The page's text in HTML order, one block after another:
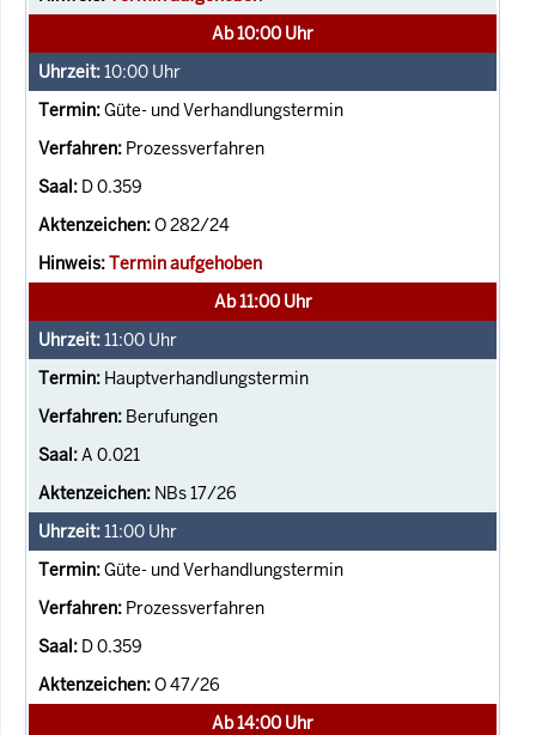
Ab 10:00 Uhr
10:00 Uhr
Güte- und Verhandlungstermin
Prozessverfahren
D 0.359
O 282/24
Termin aufgehoben
Ab 11:00 Uhr
11:00 Uhr
Hauptverhandlungstermin
Berufungen
A 0.021
NBs 17/26
11:00 Uhr
Güte- und Verhandlungstermin
Prozessverfahren
D 0.359
O 47/26
Ab 14:00 Uhr